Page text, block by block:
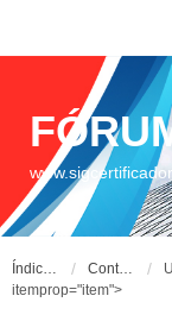
Índice do fórum Contador & Parceiros
itemprop="item">